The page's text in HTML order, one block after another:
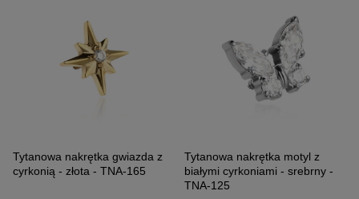
Tytanowa nakrętka gwiazda z
cyrkonią - złota - TNA-165
Tytanowa nakrętka motyl z
białymi cyrkoniami - srebrny -
TNA-125